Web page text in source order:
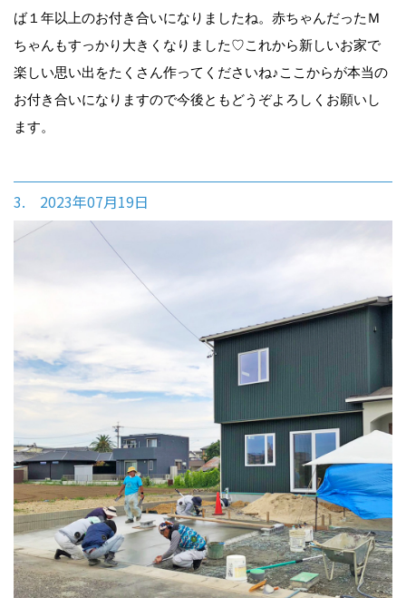
ば１年以上のお付き合いになりましたね。赤ちゃんだったＭ
ちゃんもすっかり大きくなりました♡これから新しいお家で
楽しい思い出をたくさん作ってくださいね♪ここからが本当の
お付き合いになりますので今後ともどうぞよろしくお願いし
ます。
3. 2023年07月19日